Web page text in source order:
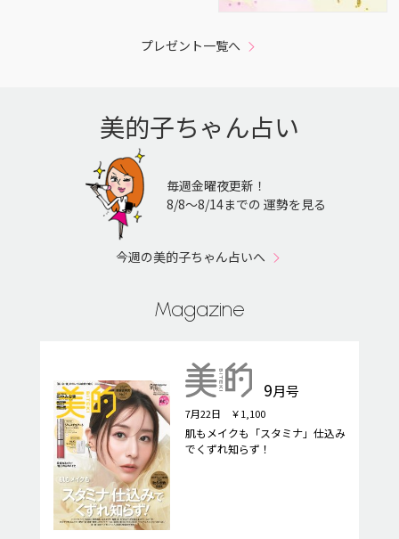
プレゼント一覧へ
美的子ちゃん占い
毎週金曜夜更新！
8/8〜8/14までの 運勢を見る
今週の美的子ちゃん占いへ
Magazine
9月号
7月22日 ￥1,100
肌もメイクも「スタミナ」仕込み
でくずれ知らず！